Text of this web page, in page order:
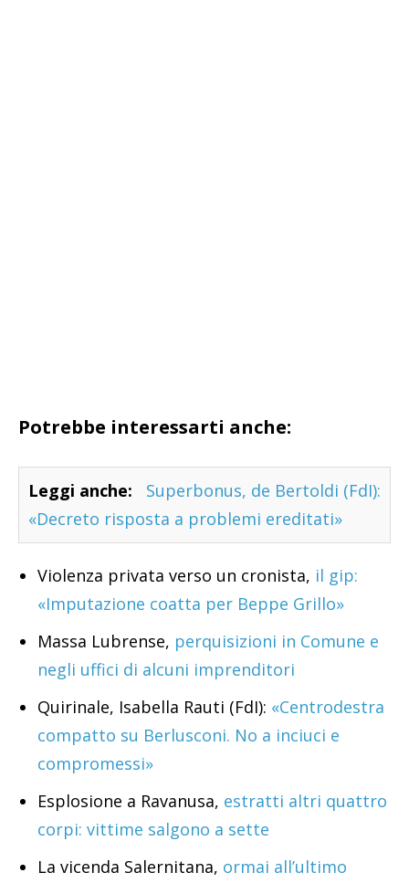
Potrebbe interessarti anche:
Leggi anche:
Superbonus, de Bertoldi (FdI):
«Decreto risposta a problemi ereditati»
Violenza privata verso un cronista, il gip:
«Imputazione coatta per Beppe Grillo»
Massa Lubrense, perquisizioni in Comune e
negli uffici di alcuni imprenditori
Quirinale, Isabella Rauti (FdI): «Centrodestra
compatto su Berlusconi. No a inciuci e
compromessi»
Esplosione a Ravanusa, estratti altri quattro
corpi: vittime salgono a sette
La vicenda Salernitana, ormai all’ultimo